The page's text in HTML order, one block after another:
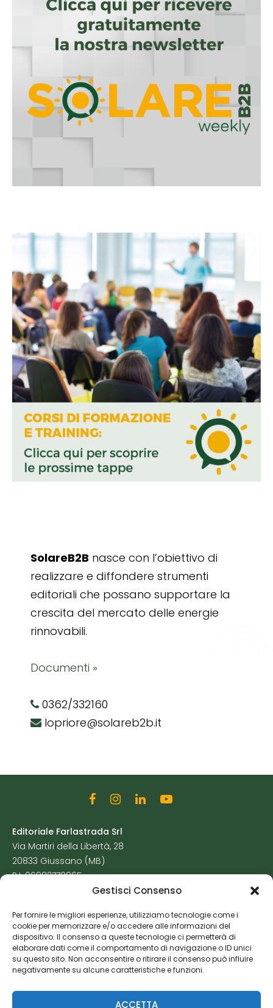
Gestisci Consenso
Per fornire le migliori esperienze, utilizziamo tecnologie come i
cookie per memorizzare e/o accedere alle informazioni del
dispositivo. Il consenso a queste tecnologie ci permetterà di
elaborare dati come il comportamento di navigazione o ID unici
su questo sito. Non acconsentire o ritirare il consenso può influire
negativamente su alcune caratteristiche e funzioni.
ACCETTA
SolareB2B nasce con l’obiettivo di
realizzare e diffondere strumenti
editoriali che possano supportare la
crescita del mercato delle energie
rinnovabili.
Documenti »
0362/332160
lopriore@solareb2b.it
Editoriale Farlastrada Srl
Via Martiri della Libertà, 28
20833 Giussano (MB)
P.I. 06982770965
Cookie Policy
Risorse Aggiuntive